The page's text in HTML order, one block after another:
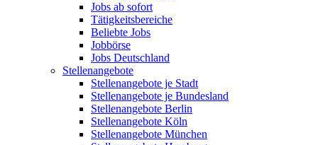
Jobs ab sofort
Tätigkeitsbereiche
Beliebte Jobs
Jobbörse
Jobs Deutschland
Stellenangebote
Stellenangebote je Stadt
Stellenangebote je Bundesland
Stellenangebote Berlin
Stellenangebote Köln
Stellenangebote München